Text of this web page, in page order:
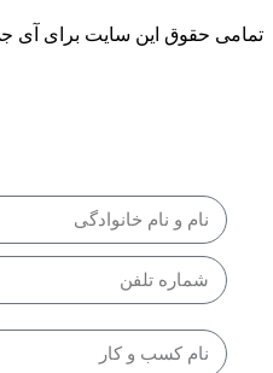
تمامی حقوق این سایت برای